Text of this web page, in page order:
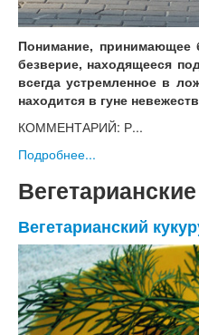
Понимание, принимающее
безверие, находящееся
всегда устремленное в
находится в гуне
КОММЕНТАРИЙ: Р...
Подробнее...
Вегетарианский